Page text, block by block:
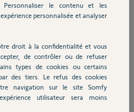
réf. 2401246 mais il est associable
réf 2401244
Personnaliser le contenu et les
personnalisée et analyser
droit à la confidentialité et vous
de contrôler ou de refuser
types de cookies ou certains
des tiers. Le refus des cookies
navigation sur le site Somfy
utilisateur sera moins